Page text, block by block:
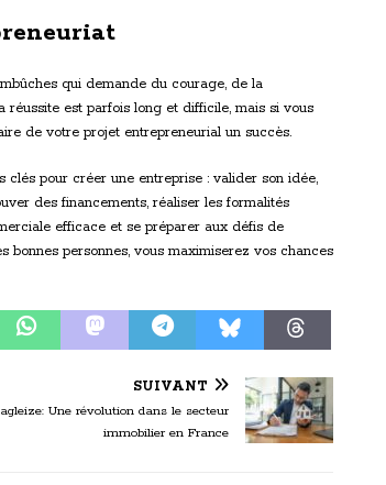
qui demande du courage, de la
réussite est parfois long et difficile, mais si vous
de votre projet entrepreneurial un succès.
pour créer une entreprise : valider son idée,
des financements, réaliser les formalités
efficace et se préparer aux défis de
bonnes personnes, vous maximiserez vos chances
SUIVANT
Une révolution dans le secteur
immobilier en France